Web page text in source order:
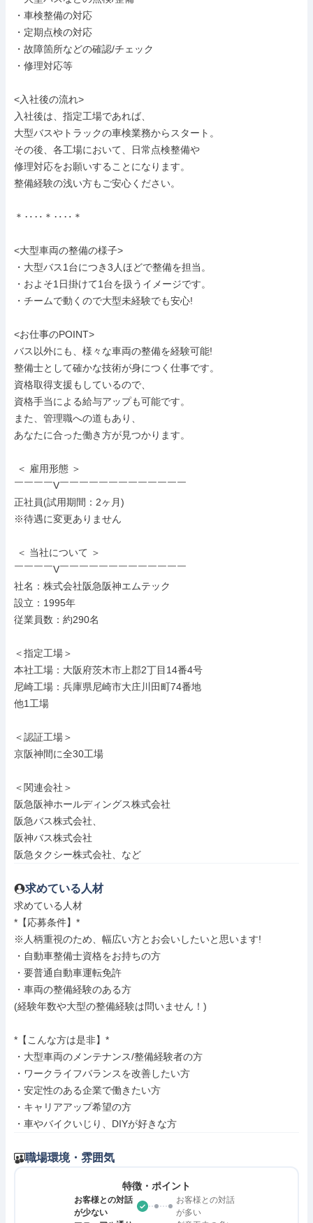
・車検整備の対応
・定期点検の対応
・故障箇所などの確認/チェック
・修理対応等
<入社後の流れ>
入社後は、指定工場であれば、
大型バスやトラックの車検業務からスタート。
その後、各工場において、日常点検整備や
修理対応をお願いすることになります。
整備経験の浅い方もご安心ください。
＊‥‥＊‥‥＊
<大型車両の整備の様子>
・大型バス1台につき3人ほどで整備を担当。
・およそ1日掛けて1台を扱うイメージです。
・チームで動くので大型未経験でも安心!
<お仕事のPOINT>
バス以外にも、様々な車両の整備を経験可能!
整備士として確かな技術が身につく仕事です。
資格取得支援もしているので、
資格手当による給与アップも可能です。
また、管理職への道もあり、
あなたに合った働き方が見つかります。
￣￣￣￣V￣￣￣￣￣￣￣￣￣￣￣￣￣
正社員(試用期間：2ヶ月)
※待遇に変更ありません
￣￣￣￣V￣￣￣￣￣￣￣￣￣￣￣￣￣
社名：株式会社阪急阪神エムテック
設立：1995年
従業員数：約290名
＜指定工場＞
本社工場：大阪府茨木市上郡2丁目14番4号
尼崎工場：兵庫県尼崎市大庄川田町74番地
他1工場
＜認証工場＞
京阪神間に全30工場
＜関連会社＞
阪急阪神ホールディングス株式会社
阪急バス株式会社、
阪神バス株式会社
阪急タクシー株式会社、など
求めている人材
求めている人材
*【応募条件】*
※人柄重視のため、幅広い方とお会いしたいと思います!
・自動車整備士資格をお持ちの方
・要普通自動車運転免許
・車両の整備経験のある方
(経験年数や大型の整備経験は問いません！)
*【こんな方は是非】*
・大型車両のメンテナンス/整備経験者の方
・ワークライフバランスを改善したい方
・安定性のある企業で働きたい方
・キャリアアップ希望の方
・車やバイクいじり、DIYが好きな方
職場環境・雰囲気
特徴・ポイント
お客様との対話
が少ない
お客様との対話
が多い